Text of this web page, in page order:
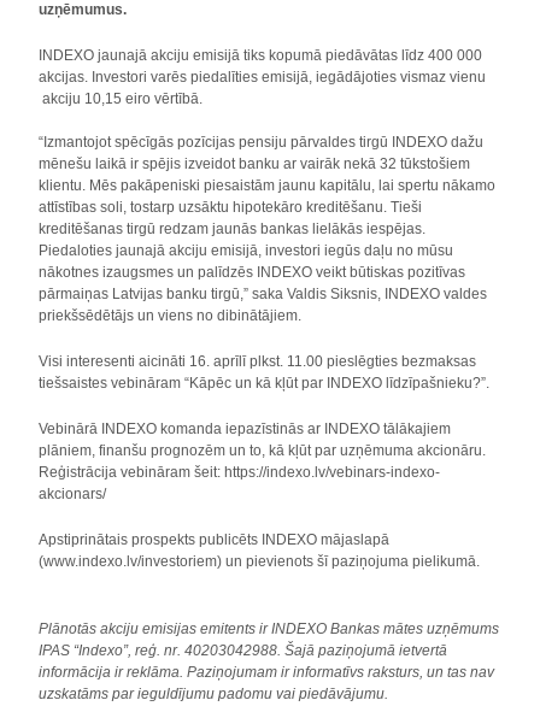
uzņēmumus.
INDEXO jaunajā akciju emisijā tiks kopumā piedāvātas līdz 400 000
akcijas. Investori varēs piedalīties emisijā, iegādājoties vismaz vienu
akciju 10,15 eiro vērtībā.
“Izmantojot spēcīgās pozīcijas pensiju pārvaldes tirgū INDEXO dažu
mēnešu laikā ir spējis izveidot banku ar vairāk nekā 32 tūkstošiem
klientu. Mēs pakāpeniski piesaistām jaunu kapitālu, lai spertu nākamo
attīstības soli, tostarp uzsāktu hipotekāro kreditēšanu. Tieši
kreditēšanas tirgū redzam jaunās bankas lielākās iespējas.
Piedaloties jaunajā akciju emisijā, investori iegūs daļu no mūsu
nākotnes izaugsmes un palīdzēs INDEXO veikt būtiskas pozitīvas
pārmaiņas Latvijas banku tirgū,” saka Valdis Siksnis, INDEXO valdes
priekšsēdētājs un viens no dibinātājiem.
Visi interesenti aicināti 16. aprīlī plkst. 11.00 pieslēgties bezmaksas
tiešsaistes vebināram “Kāpēc un kā kļūt par INDEXO līdzīpašnieku?”.
Vebinārā INDEXO komanda iepazīstinās ar INDEXO tālākajiem
plāniem, finanšu prognozēm un to, kā kļūt par uzņēmuma akcionāru.
Reģistrācija vebināram šeit: https://indexo.lv/vebinars-indexo-
akcionars/
Apstiprinātais prospekts publicēts INDEXO mājaslapā
(www.indexo.lv/investoriem) un pievienots šī paziņojuma pielikumā.
Plānotās akciju emisijas emitents ir INDEXO Bankas mātes uzņēmums
IPAS “Indexo”, reģ. nr. 40203042988. Šajā paziņojumā ietvertā
informācija ir reklāma. Paziņojumam ir informatīvs raksturs, un tas nav
uzskatāms par ieguldījumu padomu vai piedāvājumu.